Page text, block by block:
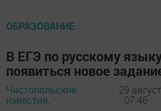
ОБРАЗОВАНИЕ
В ЕГЭ по русскому
появиться новое
Чистопольские
известия,
29
- 07:46